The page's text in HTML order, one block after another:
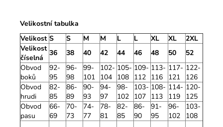
Velikostní tabulka
Velikost S S M M L L XL XL
2XL
Velikost
číselná
36 38 40 42 44 46 48 50
52
Obvod
boků
92-
95
96-
98
99-
101
102-
104
105-
108
109-
112
113-
116
117-
121
122-
126
Obvod
hrudi
82-
85
86-
89
90-
93
94-
97
98-
102
103-
107
108-
113
114-
119
120-
125
Obvod
pasu
66-
69
70-
73
74-
77
78-
81
82-
85
86-
90
91-
95
96-
102
103-
108